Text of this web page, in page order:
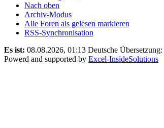
Nach oben
Archiv-Modus
Alle Foren als gelesen markieren
RSS-Synchronisation
Es ist: 08.08.2026, 01:13 Deutsche Übersetzung:
Powerd and supported by Excel-InsideSolutions